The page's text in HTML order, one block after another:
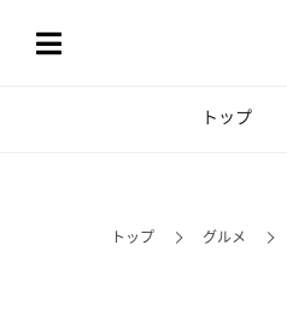
トップ
トップ グルメ